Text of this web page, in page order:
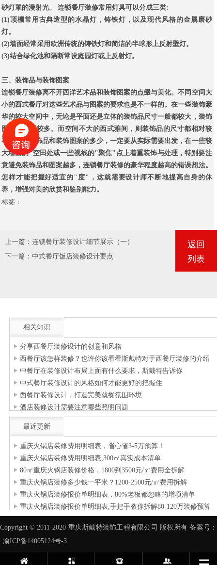
砂灯罩的漫射光。
连锁餐厅装修常用灯具可以分成三类:
(1)顶棚常用古典造型的水晶灯，铸铁灯，以及现代风格的金属磨砂
灯。
(2)墙面经常采用欧洲传统的铸铁灯和简洁的半球形上反射壁灯。
(3)结合绿化池和隔断常设庭园灯或上反射灯。
三、装饰品与装饰图案
连锁餐厅装修离不开西洋艺术品和装饰图案的点缀与美化。不同空间大
小的西式餐厅对这些艺术品与图案的要求也是不一样的。在一些装饰豪
华的较大空间中，无论是平面还是立体的装饰品尺寸一般都较大，装饰
图案也运用较多。而空间不大的西式雅间，则装饰品的尺寸都相对较
小。至于装饰品和装饰图案的多少，一定要从实际需要出发，在一些较
大墙面的"空田处或一些视线的"聚焦"点上着重装饰与处理，特别要注
意避免装饰品和图案越多，连锁餐厅装修的豪华程度越高的错误想法。
怎样才能把握好适宜的"度"，这就需要设计师不断地提高自身的休
养，增强对美的欣赏和鉴别能力。
标签：
上一篇： 连锁餐厅装修设计细节展示（一）
下一篇： 中式餐厅饭店装修设计要点
返回
列表
相关知识
分享西餐厅装修设计的创意和风格
西餐厅该怎样装修？也许你该看看斯戴特对于西餐厅装修的介绍
中餐厅在装修设计布局上面有什么要求，斯戴特告诉你
中式餐厅装修设计的风格如何才能更好的把握住
西餐厅装修设计，打造完美就餐氛围环境
酒店装修设计需要注意哪些照明问题
最近更新
重庆火锅店装修费用明细表，省心省3-5万预算！
重庆火锅店装修费用明细表,300㎡真实成本清单
80㎡重庆火锅店装修价格，1800到3500元/㎡费用全拆解
重庆火锅店装修多少钱一平米？1200-2500元/㎡费用拆解
重庆火锅店装修报价单明细表，80%老板都忽略的增项清单
重庆火锅店装修报价单明细表,手把手教你拆解80-120万装修预算
Copyright © 2011-2020 重庆斯戴特装饰工程有限公司 版权所有 备案号：
渝ICP备14005124号-3